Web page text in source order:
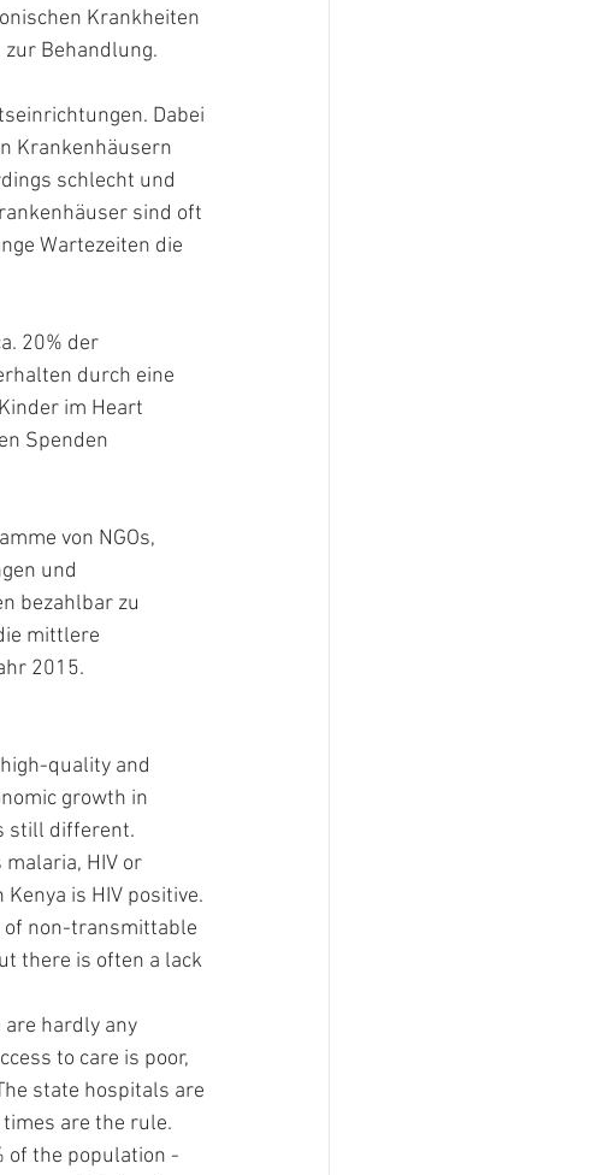
Krankheiten
Behandlung.
Dabei
Krankenhäusern
schlecht und
sind oft
Wartezeiten die
20% der
durch eine
im Heart
Spenden
von NGOs,
und
bezahlbar zu
mittlere
2015.
quality and
growth in
still different.
HIV or
is HIV positive.
of non-transmittable
there is often a lack
hardly any
to care is poor,
state hospitals are
are the rule.
of the population -